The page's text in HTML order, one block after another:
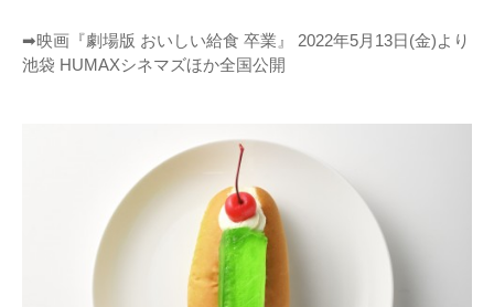
➡映画『劇場版 おいしい給食 卒業』 2022年5月13日(金)より
池袋 HUMAXシネマズほか全国公開